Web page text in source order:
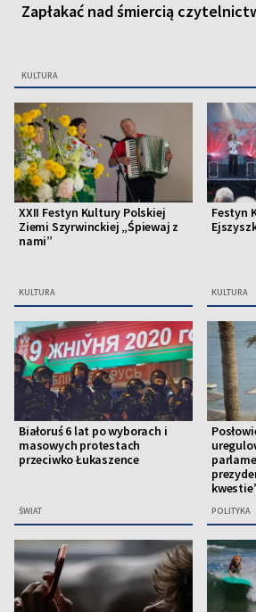
Zapłakać nad śmiercią
KULTURA
XXII Festyn Kultury Polskiej
Ziemi Szyrwinckiej „Śpiewaj z
nami”
KULTURA
Festyn
KULTURA
Białoruś 6 lat po wyborach i
masowych protestach
przeciwko Łukaszence
ŚWIAT POLITYKA